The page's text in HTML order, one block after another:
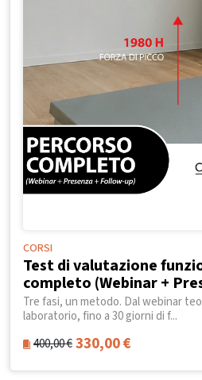
CORSI
Test di valutazione
completo (Webinar +
Tre fasi, un metodo. Dal webinar
laboratorio, fino a 30 giorni di f...
400,00€330,00€